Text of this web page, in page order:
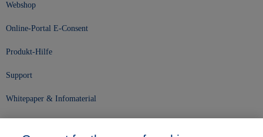
Webshop
Online-Portal E-Consent
Produkt-Hilfe
Support
Whitepaper & Infomaterial